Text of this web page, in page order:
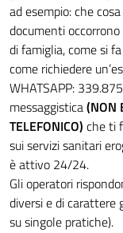
ad esempio: che
documenti
di famiglia, come si
come richiedere
WHATSAPP:
messaggistica(NON
TELEFONICO) che ti
sui servizi sanitari
è attivo 24/24.
Gli operatori
diversi e di carattere
su singole pratiche).